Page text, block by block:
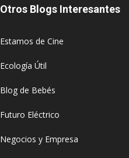
Otros Blogs Interesantes
Estamos de Cine
Ecología Útil
Blog de Bebés
Futuro Eléctrico
Negocios y Empresa